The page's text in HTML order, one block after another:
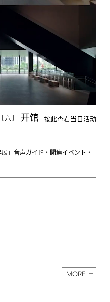
[六] 开馆 按此查看当日活动
」音声ガイド・関連イベント・
MORE